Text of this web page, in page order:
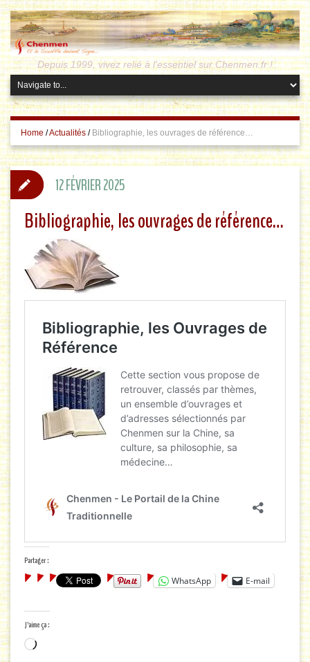
Depuis 1999, vivez relié à l'essentiel sur Chenmen.fr !
Home /Actualités / Bibliographie, les ouvrages de référence…
Bibliographie, les ouvrages de référence…
Partager :
WhatsApp E-mail
J’aime ça :
Chargement…
12 FÉVRIER 2025